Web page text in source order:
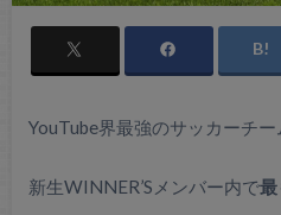
YouTube界最強のサッカーチー
新生WINNER’Sメンバー内で最